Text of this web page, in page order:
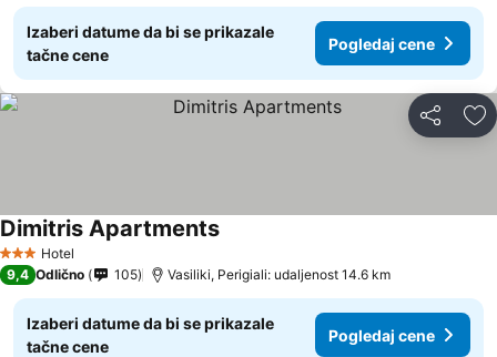
Izaberi datume da bi se prikazale
tačne cene
Pogledaj cene
Deli
3 Zvezdice
Hotel
Dimitris Apartments
9,4 Odlično 105 Vasiliki, Perigiali: udaljenost 14.6 km
Izaberi datume da bi se prikazale
tačne cene
Pogledaj cene